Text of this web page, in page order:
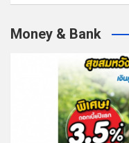
Money & Bank